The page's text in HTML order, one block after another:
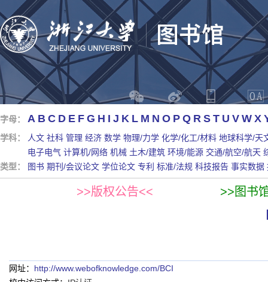
字母： A B C D E F G H I J K L M N O P Q R S T U V W X
学科： 人文 社科 管理 经济 数学 物理/力学 化学/化工/材料 地球科学/天
电子电气 计算机/网络 机械 土木/建筑 环境/能源 交通/航空/航天
类型：
图书 期刊/会议论文 学位论文 专利 标准/法规 科技报告 事实数据
>>版权公告<< >>图书
网址： http://www.webofknowledge.com/BCI